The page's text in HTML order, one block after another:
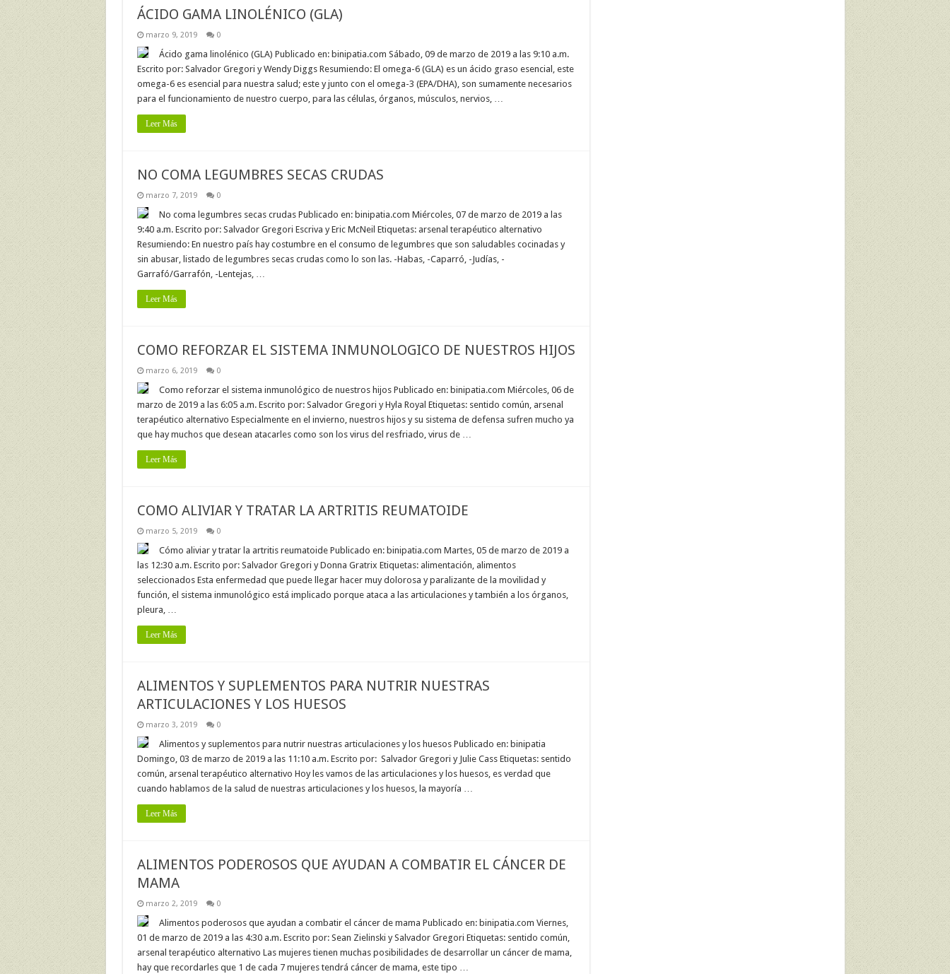
ÁCIDO GAMA LINOLÉNICO (GLA)
marzo 9, 2019 0
Ácido gama linolénico (GLA) Publicado en: binipatia.com Sábado, 09 de marzo de 2019 a las 9:10 a.m.
Escrito por: Salvador Gregori y Wendy Diggs Resumiendo: El omega-6 (GLA) es un ácido graso esencial, este
omega-6 es esencial para nuestra salud; este y junto con el omega-3 (EPA/DHA), son sumamente necesarios
para el funcionamiento de nuestro cuerpo, para las células, órganos, músculos, nervios, …
Leer Más
NO COMA LEGUMBRES SECAS CRUDAS
marzo 7, 2019 0
No coma legumbres secas crudas Publicado en: binipatia.com Miércoles, 07 de marzo de 2019 a las
9:40 a.m. Escrito por: Salvador Gregori Escriva y Eric McNeil Etiquetas: arsenal terapéutico alternativo
Resumiendo: En nuestro país hay costumbre en el consumo de legumbres que son saludables cocinadas y
sin abusar, listado de legumbres secas crudas como lo son las. -Habas, -Caparró, -Judías, -
Garrafó/Garrafón, -Lentejas, …
Leer Más
COMO REFORZAR EL SISTEMA INMUNOLOGICO DE NUESTROS HIJOS
marzo 6, 2019 0
Como reforzar el sistema inmunológico de nuestros hijos Publicado en: binipatia.com Miércoles, 06 de
marzo de 2019 a las 6:05 a.m. Escrito por: Salvador Gregori y Hyla Royal Etiquetas: sentido común, arsenal
terapéutico alternativo Especialmente en el invierno, nuestros hijos y su sistema de defensa sufren mucho ya
que hay muchos que desean atacarles como son los virus del resfriado, virus de …
Leer Más
COMO ALIVIAR Y TRATAR LA ARTRITIS REUMATOIDE
marzo 5, 2019 0
Cómo aliviar y tratar la artritis reumatoide Publicado en: binipatia.com Martes, 05 de marzo de 2019 a
las 12:30 a.m. Escrito por: Salvador Gregori y Donna Gratrix Etiquetas: alimentación, alimentos
seleccionados Esta enfermedad que puede llegar hacer muy dolorosa y paralizante de la movilidad y
función, el sistema inmunológico está implicado porque ataca a las articulaciones y también a los órganos,
pleura, …
Leer Más
ALIMENTOS Y SUPLEMENTOS PARA NUTRIR NUESTRAS
ARTICULACIONES Y LOS HUESOS
marzo 3, 2019 0
Alimentos y suplementos para nutrir nuestras articulaciones y los huesos Publicado en: binipatia
Domingo, 03 de marzo de 2019 a las 11:10 a.m. Escrito por: Salvador Gregori y Julie Cass Etiquetas: sentido
común, arsenal terapéutico alternativo Hoy les vamos de las articulaciones y los huesos, es verdad que
cuando hablamos de la salud de nuestras articulaciones y los huesos, la mayoría …
Leer Más
ALIMENTOS PODEROSOS QUE AYUDAN A COMBATIR EL CÁNCER DE
MAMA
marzo 2, 2019 0
Alimentos poderosos que ayudan a combatir el cáncer de mama Publicado en: binipatia.com Viernes,
01 de marzo de 2019 a las 4:30 a.m. Escrito por: Sean Zielinski y Salvador Gregori Etiquetas: sentido común,
arsenal terapéutico alternativo Las mujeres tienen muchas posibilidades de desarrollar un cáncer de mama,
hay que recordarles que 1 de cada 7 mujeres tendrá cáncer de mama, este tipo …